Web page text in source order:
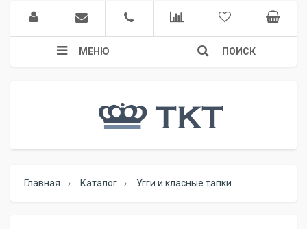
МЕНЮ ПОИСК
Главная Каталог Угги и класные тапки